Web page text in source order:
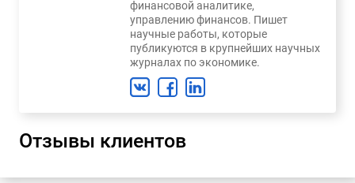
финансовой аналитике,
управлению финансов. Пишет
научные работы, которые
публикуются в крупнейших научных
журналах по экономике.
Отзывы клиентов